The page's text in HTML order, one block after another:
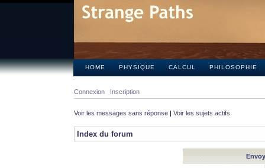
HOME PHYSIQUE CALCUL PHILOSOPHIE
Connexion Inscription
Voir les messages sans réponse | Voir les sujets actifs
Index du forum